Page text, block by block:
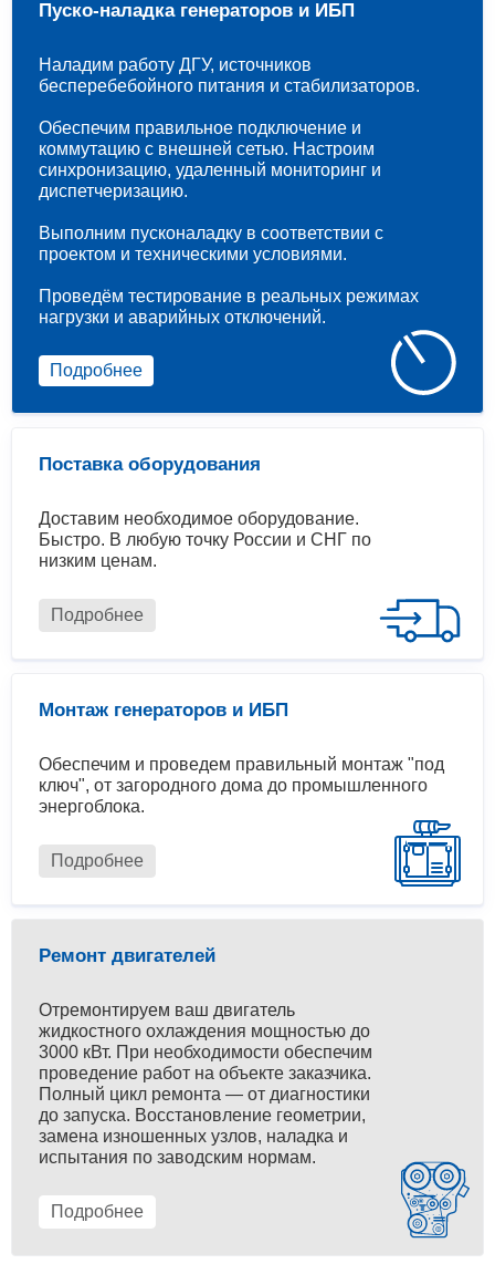
Поставка оборудования
Доставим необходимое оборудование.
Быстро. В любую точку России и СНГ по
низким ценам.
Подробнее
Монтаж генераторов и ИБП
Обеспечим и проведем правильный монтаж "под
ключ", от загородного дома до промышленного
энергоблока.
Подробнее
Пуско-наладка генераторов и ИБП
Наладим работу ДГУ, источников
бесперебебойного питания и стабилизаторов.
Обеспечим правильное подключение и
коммутацию с внешней сетью. Настроим
синхронизацию, удаленный мониторинг и
диспетчеризацию.
Выполним пусконаладку в соответствии с
проектом и техническими условиями.
Проведём тестирование в реальных режимах
нагрузки и аварийных отключений.
Подробнее
Ремонт двигателей
Отремонтируем ваш двигатель
жидкостного охлаждения мощностью до
3000 кВт. При необходимости обеспечим
проведение работ на объекте заказчика.
Полный цикл ремонта — от диагностики
до запуска. Восстановление геометрии,
замена изношенных узлов, наладка и
испытания по заводским нормам.
Подробнее